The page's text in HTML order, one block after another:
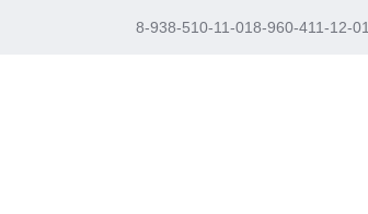
8-938-510-11-018-960-411-12-01